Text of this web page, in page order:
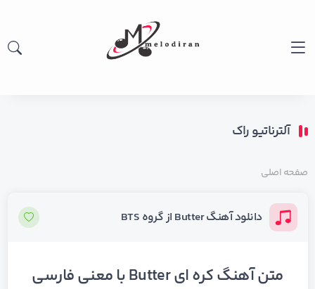
آلترناتیو راک
صفحه اصلی
دانلود آهنگ Butter از گروه BTS
متن آهنگ کره ای Butter با معنی فارسی